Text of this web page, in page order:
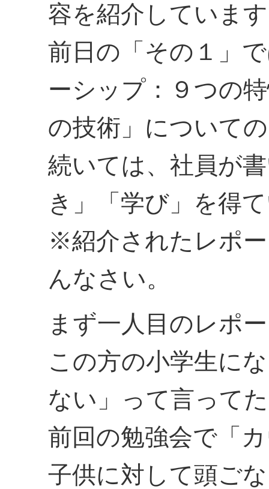
容を紹介していま
前日の「その１」
ーシップ：９つの
の技術」について
続いては、社員が
き」「学び」を得
※紹介されたレポ
んなさい。
まず一人目のレポ
この方の小学生に
ない」って言って
前回の勉強会で「
子供に対して頭ご